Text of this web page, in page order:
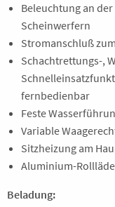
Beleuchtung an
Scheinwerfern
Stromanschluß
Schachtrettungs-,
fernbedienbar
Feste
Variable
Sitzheizung am
Aluminium-
Beladung: